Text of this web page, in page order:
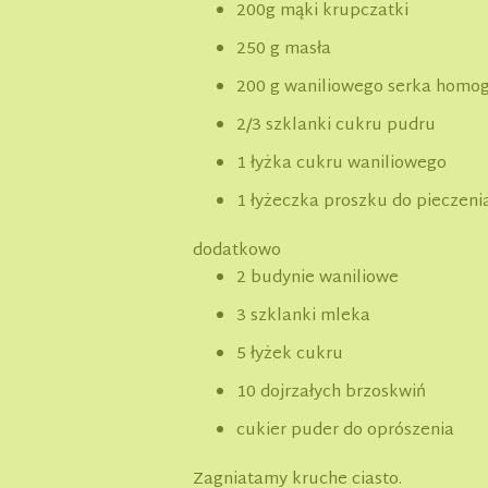
200g mąki krupczatki
250 g masła
200 g waniliowego serka
2/3 szklanki cukru pudru
1 łyżka cukru waniliowego
1 łyżeczka proszku do
dodatkowo
2 budynie waniliowe
3 szklanki mleka
5 łyżek cukru
10 dojrzałych brzoskwiń
cukier puder do oprószenia
Zagniatamy kruche ciasto.